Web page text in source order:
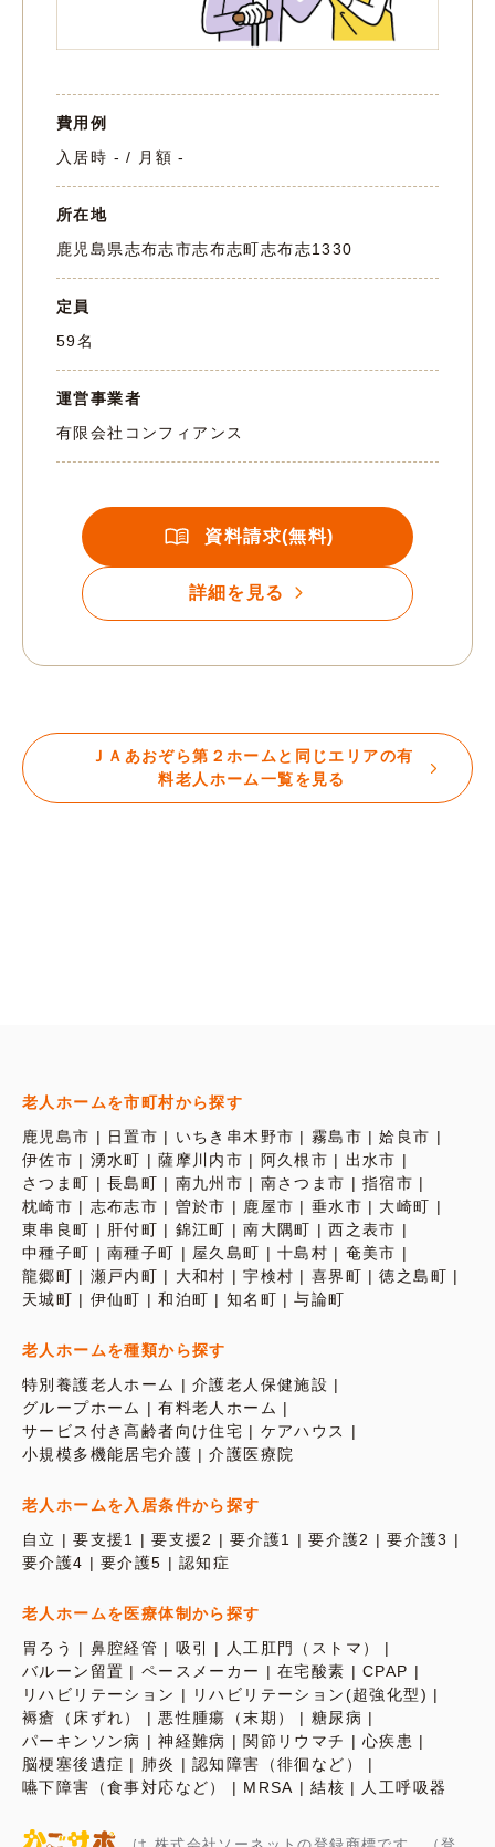
費用例
入居時 - / 月額 -
所在地
鹿児島県志布志市志布志町志布志1330
定員
59名
運営事業者
有限会社コンフィアンス
資料請求(無料)
詳細を見る
ＪＡあおぞら第２ホームと同じエリアの有
料老人ホーム一覧を見る
老人ホームを市町村から探す
鹿児島市
日置市 いちき串木野市 霧島市
姶良市
伊佐市
湧水町 薩摩川内市 阿久根市
出水市
さつま町
長島町 南九州市 南さつま市
指宿市
枕崎市
志布志市 曽於市 鹿屋市 垂水市
大崎町
東串良町
肝付町 錦江町 南大隅町
西之表市
中種子町
南種子町 屋久島町 十島村
奄美市
龍郷町
瀬戸内町 大和村 宇検村 喜界町
徳之島町
天城町
伊仙町 和泊町 知名町 与論町
老人ホームを種類から探す
特別養護老人ホーム
介護老人保健施設
グループホーム
有料老人ホーム
サービス付き高齢者向け住宅
ケアハウス
小規模多機能居宅介護
介護医療院
老人ホームを入居条件から探す
自立
要支援1 要支援2 要介護1 要介護2
要介護3
要介護4
要介護5 認知症
老人ホームを医療体制から探す
胃ろう
鼻腔経管 吸引
人工肛門（ストマ）
バルーン留置
ペースメーカー 在宅酸素
CPAP
リハビリテーション
リハビリテーション(超強化型)
褥瘡（床ずれ）
悪性腫瘍（末期）
糖尿病
パーキンソン病
神経難病 関節リウマチ
心疾患
脳梗塞後遺症
肺炎
認知障害（徘徊など）
嚥下障害（食事対応など）
MRSA 結核 人工呼吸器